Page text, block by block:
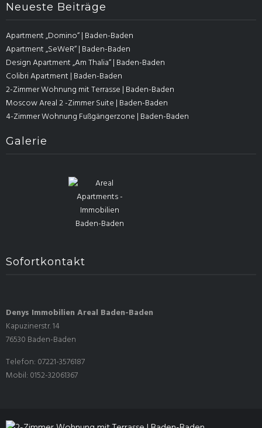
Neueste Beiträge
Apartment „Domino“ | Baden-Baden
Apartment „SeWeR“ | Baden-Baden
Design Apartment „Am Thalia“ | Baden-Baden
Colibri Apartment | Baden-Baden
2-Zimmer Wohnung mit Terrasse | Baden-Baden
Moscow Areal 2 -Zimmer Suite | Baden-Baden
4-Zimmer Wohnung Fußgängerzone | Baden-Baden
Galerie
Sofortkontakt
Denys Immobilien Areal Baden-Baden
Kapuzinerstr. 14
76530 Baden-Baden
Telefon: 07221-3576187
Mobil: 0152-32061367